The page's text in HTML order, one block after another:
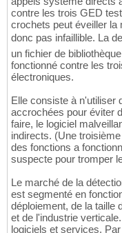
contre les trois GED
crochets peut éveiller
donc pas infaillible. La
un fichier de
fonctionné contre les
électroniques.
Elle consiste à n'utiliser
accrochées pour éviter
faire, le logiciel
indirects. (Une
des fonctions a
suspecte pour tromper
Le marché de la
est segmenté en
déploiement, de la taille
et de l'industrie
logiciels et services.